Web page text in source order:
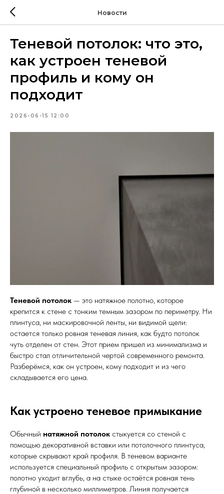
Новости
Теневой потолок: что это,
как устроен теневой
профиль и кому он
подходит
2026-06-15 12:00
Теневой потолок — это натяжное полотно, которое
крепится к стене с тонким темным зазором по периметру. Ни
плинтуса, ни маскировочной ленты, ни видимой щели:
остается только ровная теневая линия, как будто потолок
чуть отделен от стен. Этот прием пришел из минимализма и
быстро стал отличительной чертой современного ремонта.
Разберёмся, как он устроен, кому подходит и из чего
складывается его цена.
Как устроено теневое примыкание
Обычный натяжной потолок стыкуется со стеной с
помощью декоративной вставки или потолочного плинтуса,
которые скрывают край профиля. В теневом варианте
используется специальный профиль с открытым зазором:
полотно уходит вглубь, а на стыке остаётся ровная тень
глубиной в несколько миллиметров. Линия получается